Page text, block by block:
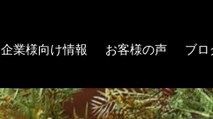
企業様向け情報 お客様の声 ブロ